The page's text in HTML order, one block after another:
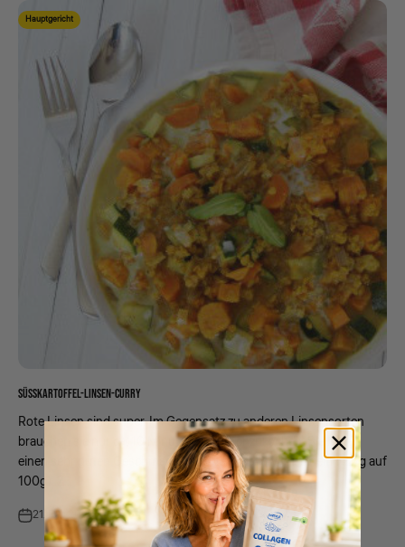
Hauptgericht
SÜSSKARTOFFEL-LINSEN-CURRY
Rote Linsen sind super. Im Gegensatz zu anderen Linsensorten
brauchen sie nur ca. 10 Minuten um durchzukochen. Sie haben
einen sehr guten Geschmack und auch relativ viel Protein (~27g auf
100g). Z...
21. Feb 2023